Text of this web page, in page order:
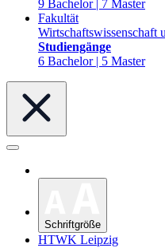
9 Bachelor | 7 Master
Fakultät
Wirtschaftswissenschaft
Studiengänge
6 Bachelor | 5 Master
Schriftgröße
HTWK Leipzig